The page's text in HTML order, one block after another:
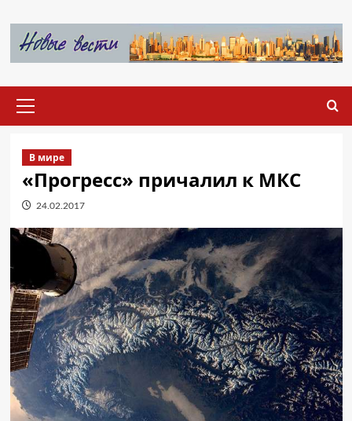
содержимому
меню
В мире
«Прогресс» причалил к МКС
24.02.2017